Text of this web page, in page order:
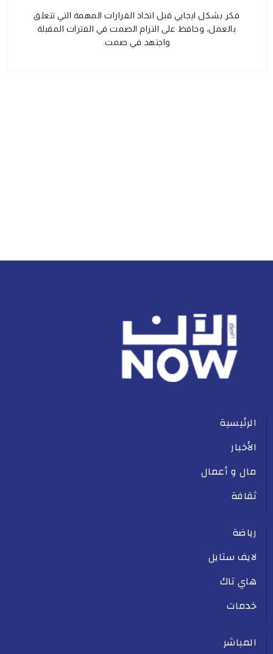
فكر بشكل ايجابي قبل اتخاذ القرارات المهمة التي تتعلق
بالعمل، وحافظ على التزام الصمت في الفترات المقبلة
واجتهد في صمت.
الرئيسية
الأخبار
مال و أعمال
ثقافة
رياضة
لايف ستايل
هاي تاك
خدمات
المباشر